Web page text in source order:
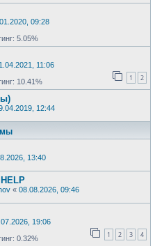
09:28
5.05%
11:06
1 2
10.41%
12:44
13:40
« 08.08.2026, 09:46
19:06
1 2 3 4
0.32%